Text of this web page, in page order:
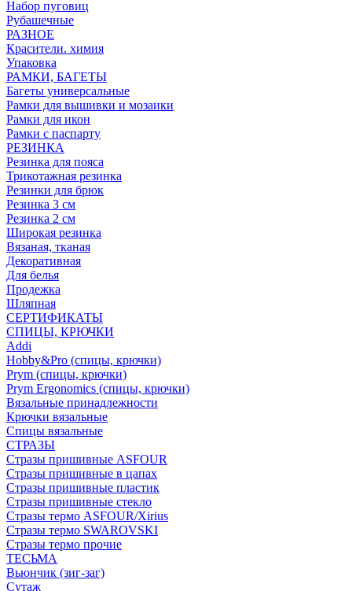
Набор пуговиц
Рубашечные
РАЗНОЕ
Красители. химия
Упаковка
РАМКИ, БАГЕТЫ
Багеты универсальные
Рамки для вышивки и мозаики
Рамки для икон
Рамки с паспарту
РЕЗИНКА
Резинка для пояса
Трикотажная резинка
Резинки для брюк
Резинка 3 см
Резинка 2 см
Широкая резинка
Вязаная, тканая
Декоративная
Для белья
Продежка
Шляпная
СЕРТИФИКАТЫ
СПИЦЫ, КРЮЧКИ
Addi
Hobby&Pro (спицы, крючки)
Prym (спицы, крючки)
Prym Ergonomics (спицы, крючки)
Вязальные принадлежности
Крючки вязальные
Спицы вязальные
СТРАЗЫ
Стразы пришивные ASFOUR
Стразы пришивные в цапах
Стразы пришивные пластик
Стразы пришивные стекло
Стразы термо ASFOUR/Xirius
Стразы термо SWAROVSKI
Стразы термо прочие
ТЕСЬМА
Вьюнчик (зиг-заг)
Сутаж